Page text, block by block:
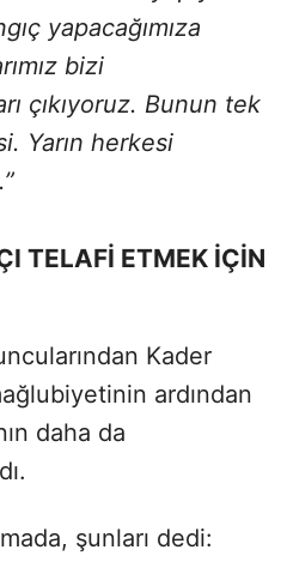
yapacağımıza
bizi
çıkıyoruz. Bunun tek
Yarın herkesi
TELAFİ ETMEK İÇİN
Kader
ardından
daha da
şunları dedi: